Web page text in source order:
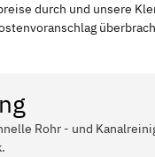
durch und unsere
Rohr - und